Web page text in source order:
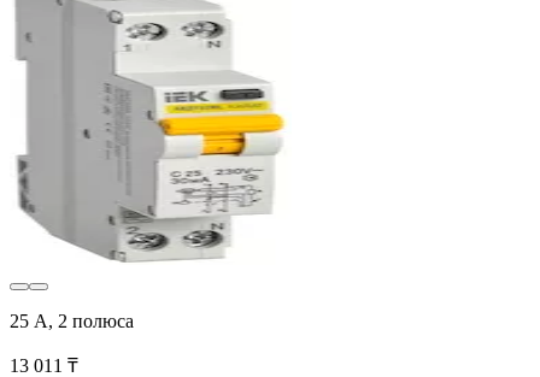
25 А, 2 полюса
13 011 ₸